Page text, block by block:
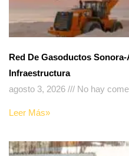
Red De Gasoductos
Infraestructura
agosto 3, 2026
No hay
Leer Más»